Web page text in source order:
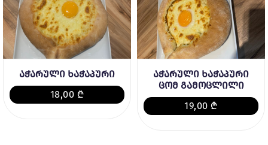
აჭარული ხაჭაპური
18,00 ₾
აჭარული ხაჭაპური
ცომ გამოცლილი
19,00 ₾